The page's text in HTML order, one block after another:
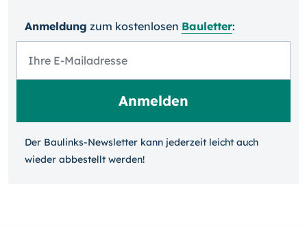
Anmeldung zum kosten­losen Bauletter:
Der Baulinks-Newsletter kann jeder­zeit leicht auch
wieder ab­bestellt werden!